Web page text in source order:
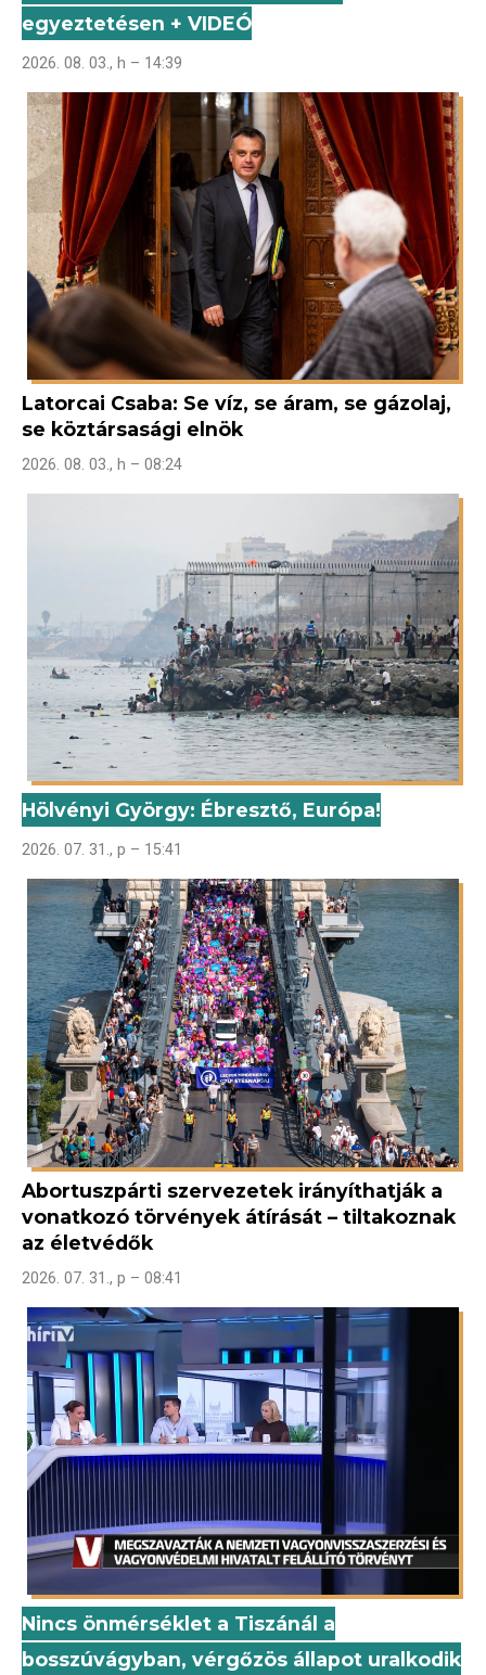
egyeztetésen + VIDEÓ
2026. 08. 03., h – 14:39
Latorcai Csaba: Se víz, se áram, se gázolaj,
se köztársasági elnök
2026. 08. 03., h – 08:24
Hölvényi György: Ébresztő, Európa!
2026. 07. 31., p – 15:41
Abortuszpárti szervezetek irányíthatják a
vonatkozó törvények átírását – tiltakoznak
az életvédők
2026. 07. 31., p – 08:41
Nincs önmérséklet a Tiszánál a
bosszúvágyban, vérgőzös állapot uralkodik